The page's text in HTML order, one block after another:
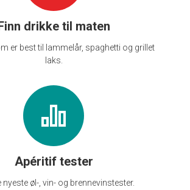
drikke til maten
er best til lammelår, spaghetti og grillet
laks.
Apéritif tester
nyeste øl-, vin- og brennevinstester.